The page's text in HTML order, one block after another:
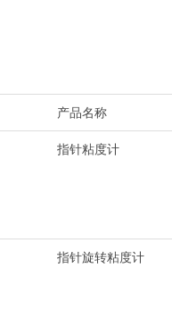
产品名称
指针粘度计
指针旋转粘度计